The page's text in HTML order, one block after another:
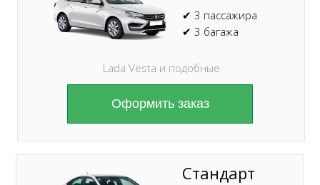
Стандарт
Оформить заказ
Lada Vesta и подобные
✔ 3 пассажира
✔ 3 багажа